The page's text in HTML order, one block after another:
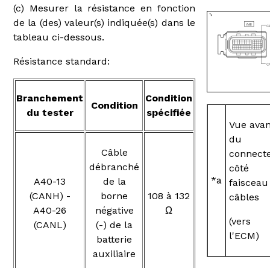
(c) Mesurer la résistance en fonction
de la (des) valeur(s) indiquée(s) dans le
tableau ci-dessous.
Résistance standard:
Branchement
du tester
Condition
Condition
spécifiée
A40-13
(CANH) -
A40-26
(CANL)
Câble
débranché
de la
borne
négative
(-) de la
batterie
auxiliaire
108 à 132
Ω
*a
Vue
du
côté
câbles
(vers
l'ECM)